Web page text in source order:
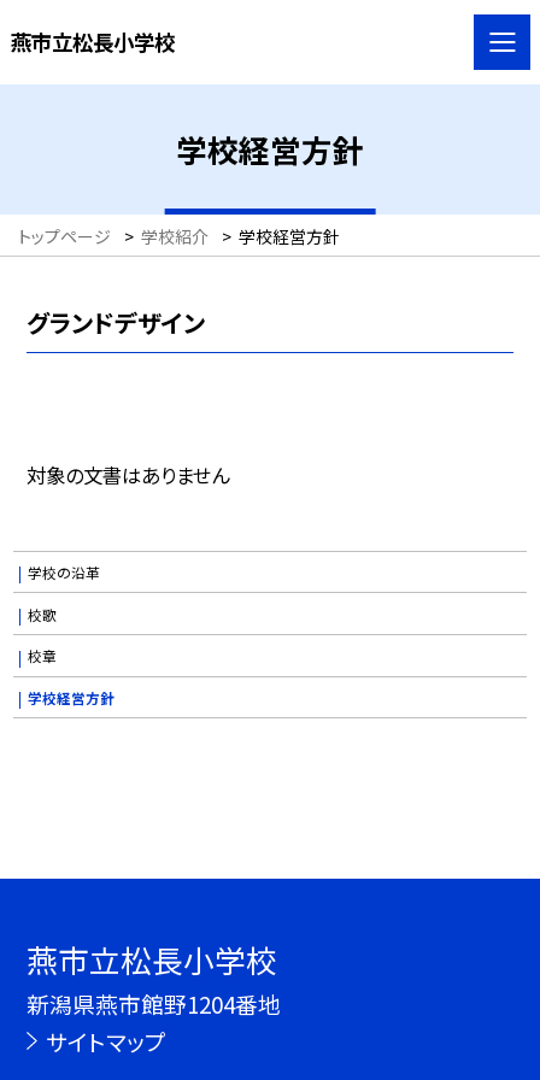
燕市立松長小学校
学校経営方針
トップページ > 学校紹介 > 学校経営方針
グランドデザイン
対象の文書はありません
学校の沿革
校歌
校章
学校経営方針
燕市立松長小学校
新潟県燕市館野1204番地
サイトマップ